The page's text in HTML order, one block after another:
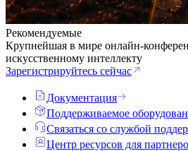
Рекомендуемые
Крупнейшая в мире онлайн-
искусственному интеллекту
Зарегистрируйтесь сейчас
Документация
Поддерживаемое
Связаться со службой
Центр ресурсов для